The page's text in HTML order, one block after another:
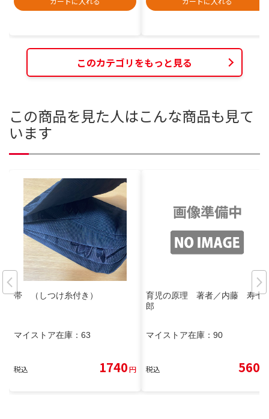
このカテゴリをもっと見る
この商品を見た人はこんな商品も見て
います
帯 （しつけ糸付き）
マイストア在庫： 63
税込 1740円
育児の原理 著者／内藤 寿七
郎
マイストア在庫： 90
税込 560